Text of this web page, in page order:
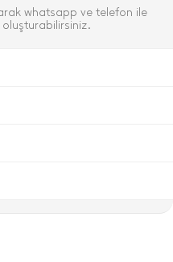
whatsapp ve telefon ile